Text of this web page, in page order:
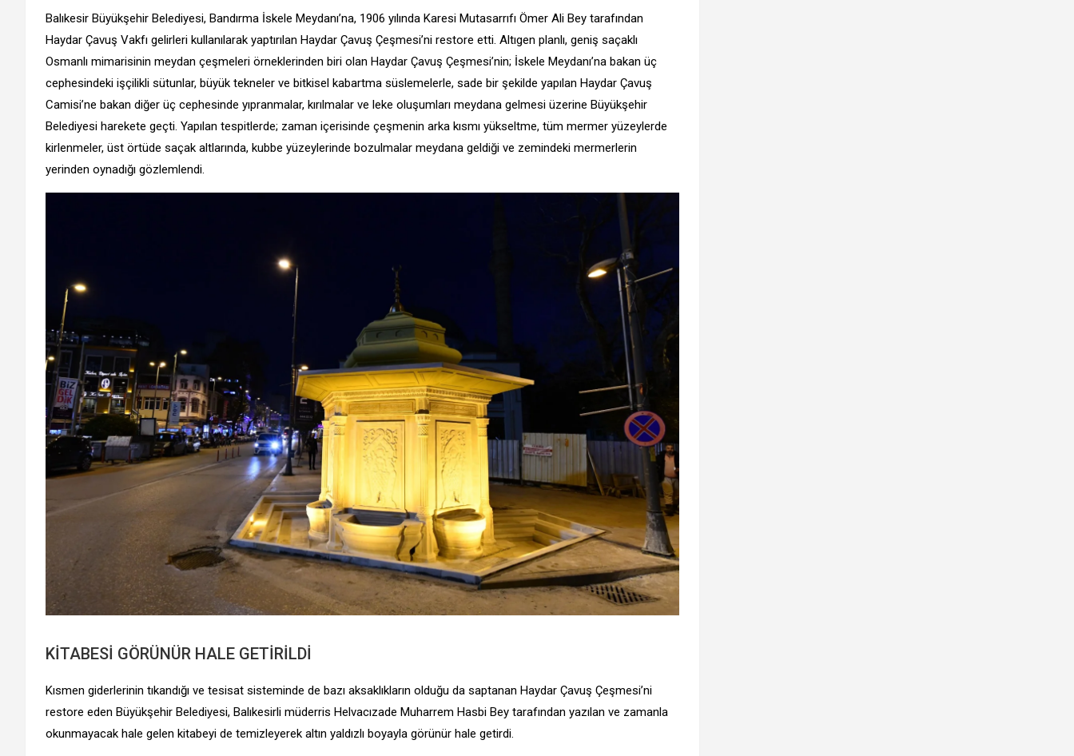
Balıkesir Büyükşehir Belediyesi, Bandırma İskele Meydanı’na, 1906 yılında Karesi Mutasarrıfı Ömer Ali Bey tarafından
Haydar Çavuş Vakfı gelirleri kullanılarak yaptırılan Haydar Çavuş Çeşmesi’ni restore etti. Altıgen planlı, geniş saçaklı
Osmanlı mimarisinin meydan çeşmeleri örneklerinden biri olan Haydar Çavuş Çeşmesi’nin; İskele Meydanı’na bakan üç
cephesindeki işçilikli sütunlar, büyük tekneler ve bitkisel kabartma süslemelerle, sade bir şekilde yapılan Haydar Çavuş
Camisi’ne bakan diğer üç cephesinde yıpranmalar, kırılmalar ve leke oluşumları meydana gelmesi üzerine Büyükşehir
Belediyesi harekete geçti. Yapılan tespitlerde; zaman içerisinde çeşmenin arka kısmı yükseltme, tüm mermer yüzeylerde
kirlenmeler, üst örtüde saçak altlarında, kubbe yüzeylerinde bozulmalar meydana geldiği ve zemindeki mermerlerin
yerinden oynadığı gözlemlendi.
KİTABESİ GÖRÜNÜR HALE GETİRİLDİ
Kısmen giderlerinin tıkandığı ve tesisat sisteminde de bazı aksaklıkların olduğu da saptanan Haydar Çavuş Çeşmesi’ni
restore eden Büyükşehir Belediyesi, Balıkesirli müderris Helvacızade Muharrem Hasbi Bey tarafından yazılan ve zamanla
okunmayacak hale gelen kitabeyi de temizleyerek altın yaldızlı boyayla görünür hale getirdi.